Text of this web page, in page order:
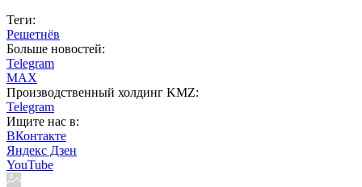
Теги:
Решетнёв
Больше новостей:
Telegram
MAX
Производственный холдинг KMZ:
Telegram
Ищите нас в:
ВКонтакте
Яндекс Дзен
YouTube